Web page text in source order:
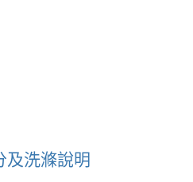
及洗滌說明